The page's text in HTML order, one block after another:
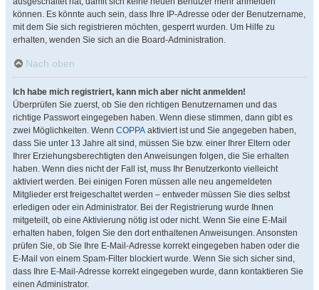
können. Es könnte auch sein, dass Ihre IP-Adresse oder der Benutzername,
mit dem Sie sich registrieren möchten, gesperrt wurden. Um Hilfe zu
erhalten, wenden Sie sich an die Board-Administration.
Nach oben
Ich habe mich registriert, kann mich aber nicht anmelden!
Überprüfen Sie zuerst, ob Sie den richtigen Benutzernamen und das
richtige Passwort eingegeben haben. Wenn diese stimmen, dann gibt es
zwei Möglichkeiten. Wenn COPPA aktiviert ist und Sie angegeben haben,
dass Sie unter 13 Jahre alt sind, müssen Sie bzw. einer Ihrer Eltern oder
Ihrer Erziehungsberechtigten den Anweisungen folgen, die Sie erhalten
haben. Wenn dies nicht der Fall ist, muss Ihr Benutzerkonto vielleicht
aktiviert werden. Bei einigen Foren müssen alle neu angemeldeten
Mitglieder erst freigeschaltet werden – entweder müssen Sie dies selbst
erledigen oder ein Administrator. Bei der Registrierung wurde Ihnen
mitgeteilt, ob eine Aktivierung nötig ist oder nicht. Wenn Sie eine E-Mail
erhalten haben, folgen Sie den dort enthaltenen Anweisungen. Ansonsten
prüfen Sie, ob Sie Ihre E-Mail-Adresse korrekt eingegeben haben oder die
E-Mail von einem Spam-Filter blockiert wurde. Wenn Sie sich sicher sind,
dass Ihre E-Mail-Adresse korrekt eingegeben wurde, dann kontaktieren Sie
einen Administrator.